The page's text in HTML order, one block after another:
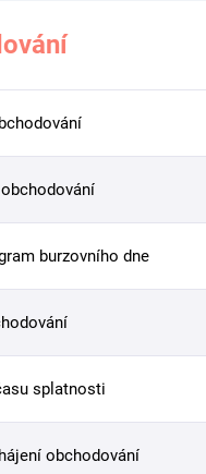
burzovního dne
splatnosti
obchodování